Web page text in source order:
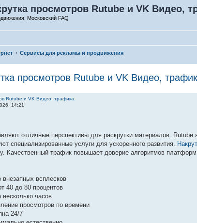
просмотров Rutube и VK Видео,
Московский FAQ
Сервисы для рекламы и продвижения
просмотров Rutube и VK Видео,
Rutube и VK Видео, трафика.
14:21
отличные перспективы для раскрутки материалов.
специализированные услуги для ускоренного развития.
Качественный трафик повышает доверие алгоритмов
всплесков
40 до 80 процентов
часов
просмотров по времени
24/7